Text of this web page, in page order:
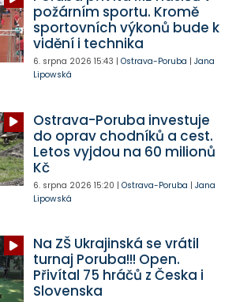
požárním sportu. Kromě
sportovních výkonů bude k
vidění i technika
6. srpna 2026 15:43 | Ostrava-Poruba | Jana
Lipowská
Ostrava-Poruba investuje
do oprav chodníků a cest.
Letos vyjdou na 60 milionů
Kč
6. srpna 2026 15:20 | Ostrava-Poruba | Jana
Lipowská
Na ZŠ Ukrajinská se vrátil
turnaj Poruba!!! Open.
Přivítal 75 hráčů z Česka i
Slovenska